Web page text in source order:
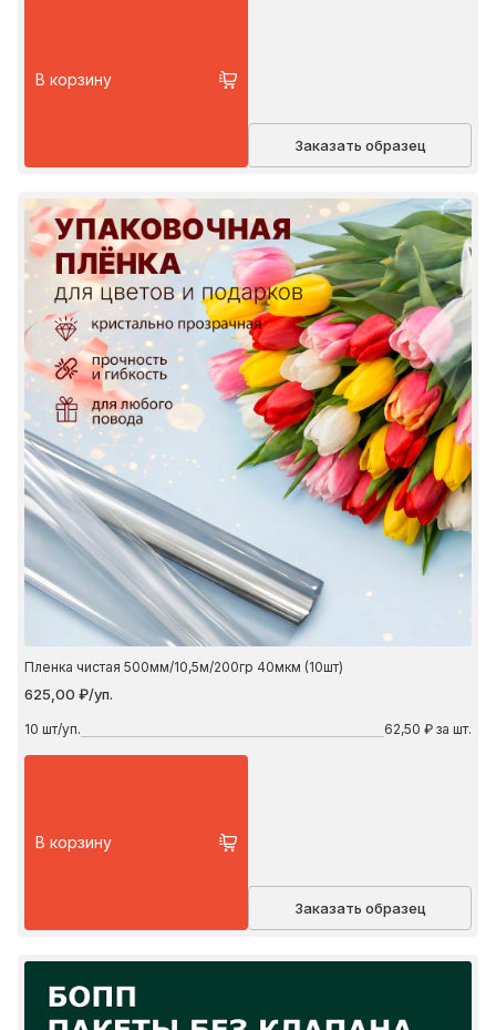
В корзину
Заказать образец
Пленка чистая 500мм/10,5м/200гр 40мкм (10шт)
625,00 ₽/уп.
10 шт/уп. 62,50 ₽ за шт.
В корзину
Заказать образец